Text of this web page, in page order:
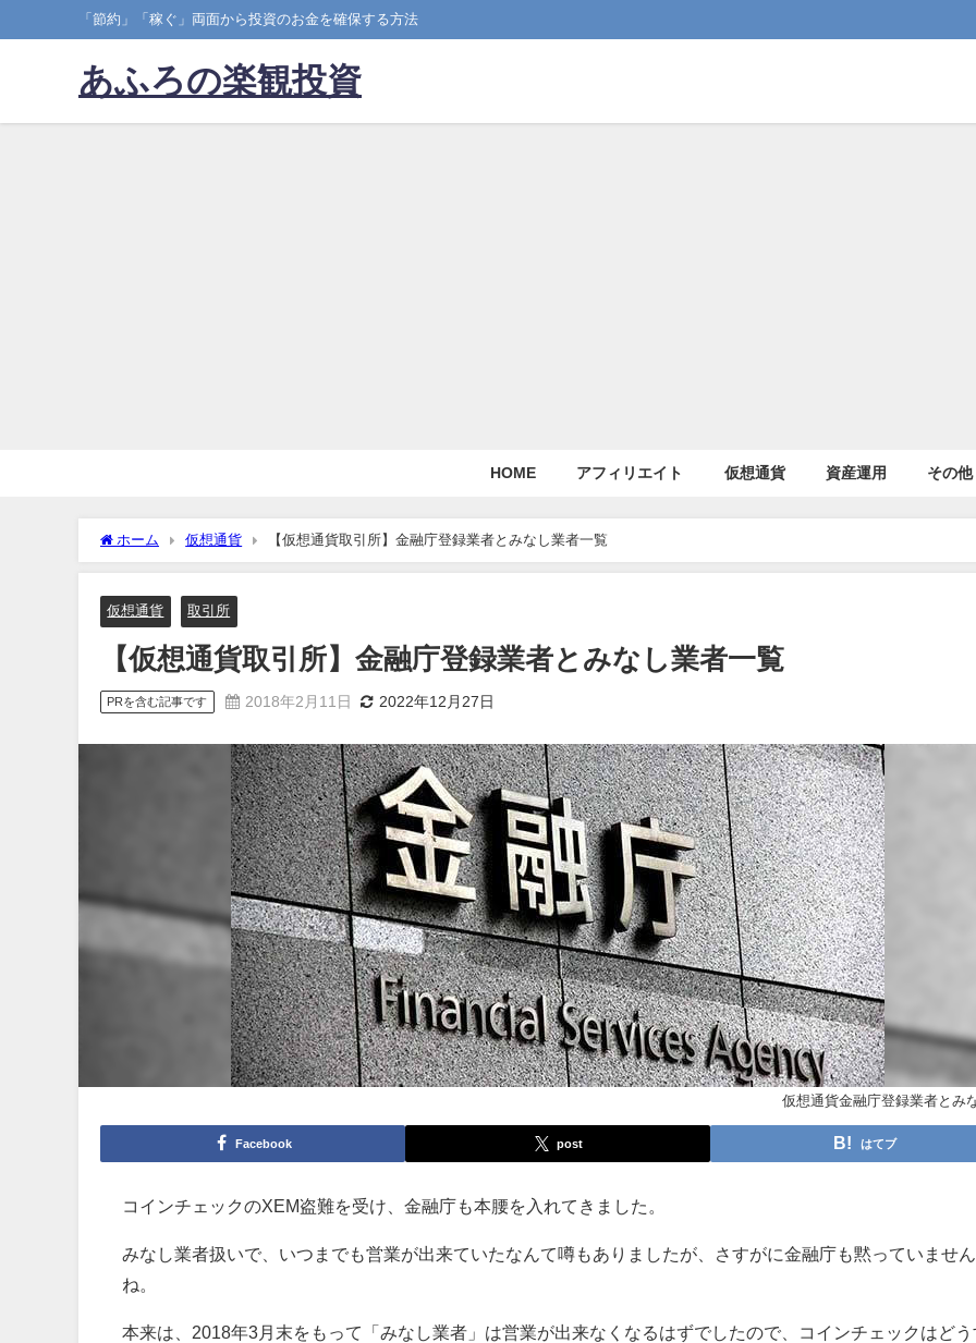
「節約」「稼ぐ」両面から投資のお金を確保する方法
あふろの楽観投資
HOME アフィリエイト 仮想通貨 資産運用 その他
ホーム 仮想通貨 【仮想通貨取引所】金融庁登録業者とみなし業者一覧
仮想通貨 取引所
【仮想通貨取引所】金融庁登録業者とみなし業者一覧
PRを含む記事です 2018年2月11日 2022年12月27日
仮想通貨金融庁登録業者とみ
Facebook post はてブ
コインチェックのXEM盗難を受け、金融庁も本腰を入れてきました。
みなし業者扱いで、いつまでも営業が出来ていたなんて噂もありましたが、さすがに金融庁も黙っていませ
ね。
本来は、2018年3月末をもって「みなし業者」は営業が出来なくなるはずでしたので、コインチェックはどう